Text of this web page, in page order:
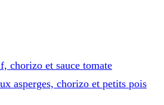
chorizo et sauce tomate
asperges, chorizo et petits pois